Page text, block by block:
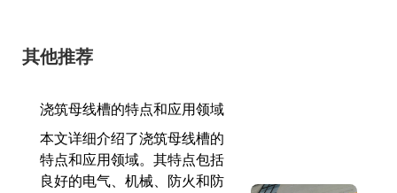
其他推荐
浇筑母线槽的特点和应用领域
本文详细介绍了浇筑母线槽的
特点和应用领域。其特点包括
良好的电气、机械、防火和防